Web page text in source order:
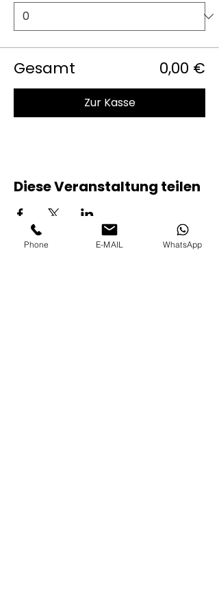
Gesamt 0,00 €
Zur Kasse
Diese Veranstaltung teilen
Phone E-MAIL WhatsApp